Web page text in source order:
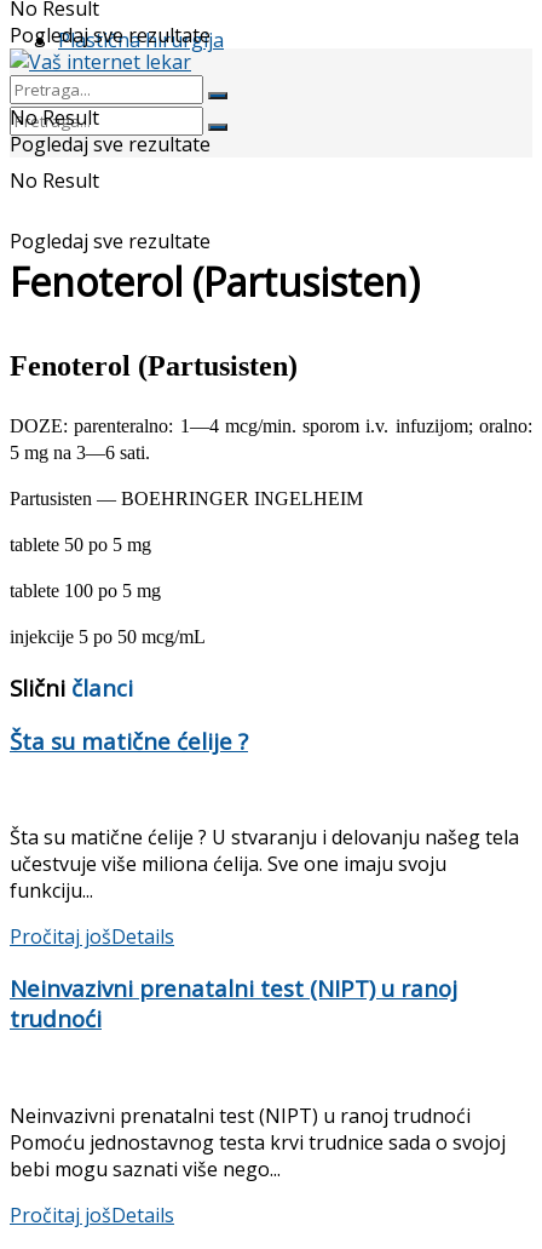
Plastična hirurgija
No Result
Pogledaj sve rezultate
No Result
Pogledaj sve rezultate
No Result
Pogledaj sve rezultate
Fenoterol (Partusisten)
Fenoterol (Partusisten)
DOZE: parenteralno: 1—4 mcg/min. sporom i.v. infuzijom; oralno:
5 mg na 3—6 sati.
Partusisten — BOEHRINGER INGELHEIM
tablete 50 po 5 mg
tablete 100 po 5 mg
injekcije 5 po 50 mcg/mL
Slični članci
Šta su matične ćelije ?
Šta su matične ćelije ? U stvaranju i delovanju našeg tela
učestvuje više miliona ćelija. Sve one imaju svoju
funkciju...
Pročitaj jošDetails
Neinvazivni prenatalni test (NIPT) u ranoj
trudnoći
Neinvazivni prenatalni test (NIPT) u ranoj trudnoći
Pomoću jednostavnog testa krvi trudnice sada o svojoj
bebi mogu saznati više nego...
Pročitaj jošDetails